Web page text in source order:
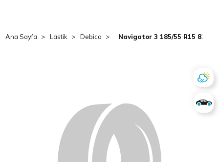
Ana Sayfa Lastik Debica Navigator 3 185/55 R15 82H